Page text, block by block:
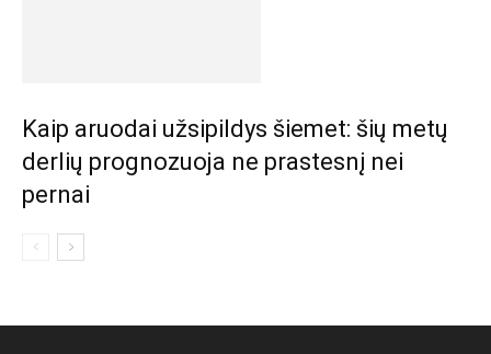
Kaip aruodai užsipildys šiemet: šių metų
derlių prognozuoja ne prastesnį nei
pernai